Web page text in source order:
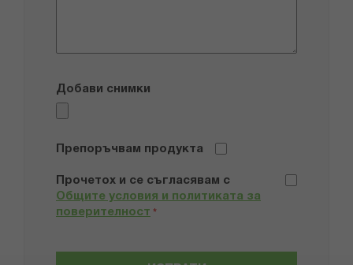
Добави снимки
Препоръчвам продукта
Прочетох и се съгласявам с
Общите условия и политиката за
поверителност *